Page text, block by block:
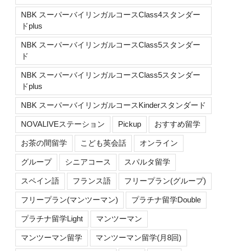
NBK スーパーバイリンガルコースClass4スタンダー
ドplus
NBK スーパーバイリンガルコースClass5スタンダー
ド
NBK スーパーバイリンガルコースClass5スタンダー
ドplus
NBK スーパーバイリンガルコースKinderスタンダード
NOVALIVEステーション Pickup おすすめ留学
お茶の間留学 こども英会話 オンライン
グループ シニアコース スパルタ留学
スペイン語 フランス語 フリープラン(グループ)
フリープラン(マンツーマン) プラチナ留学Double
プラチナ留学Light マンツーマン
マンツーマン留学 マンツーマン留学(月8回)